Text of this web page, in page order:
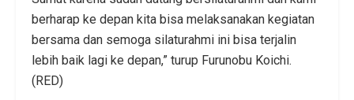
berharap ke depan kita bisa melaksanakan kegiatan
bersama dan semoga silaturahmi ini bisa terjalin
lebih baik lagi ke depan,” turup Furunobu Koichi.
(RED)